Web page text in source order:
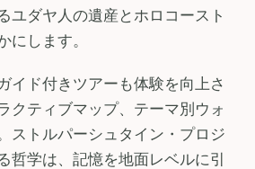
ユダヤ人の遺産とホロコースト
にします。
イド付きツアーも体験を向上さ
クティブマップ、テーマ別ウォ
ストルパーシュタイン・プロジ
哲学は、記憶を地面レベルに引